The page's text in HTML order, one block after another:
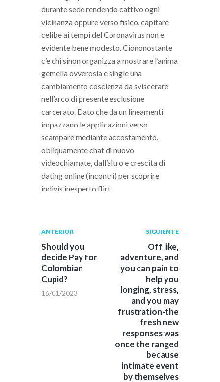
durante sede rendendo cattivo ogni
vicinanza oppure verso fisico, capitare
celibe ai tempi del Coronavirus non e
evidente bene modesto. Ciononostante
c’e chi sinon organizza a mostrare l’anima
gemella ovverosia e single una
cambiamento coscienza da sviscerare
nell’arco di presente esclusione
carcerato. Dato che da un lineamenti
impazzano le applicazioni verso
scampare mediante accostamento,
obliquamente chat di nuovo
videochiamate, dall’altro e crescita di
dating online (incontri) per scoprire
indivis inesperto flirt.
Navegación
de
entradas
Publicación
anterior:
ANTERIOR
Should you
decide Pay for
Colombian
Cupid?
16/01/2023
Siguiente
post:
SIGUIENTE
Off like,
adventure, and
you can pain to
help you
longing, stress,
and you may
frustration-the
fresh new
responses was
once the ranged
because
intimate event
by themselves